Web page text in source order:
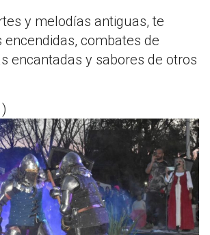
y melodías antiguas, te
combates de
encantadas y sabores de otros